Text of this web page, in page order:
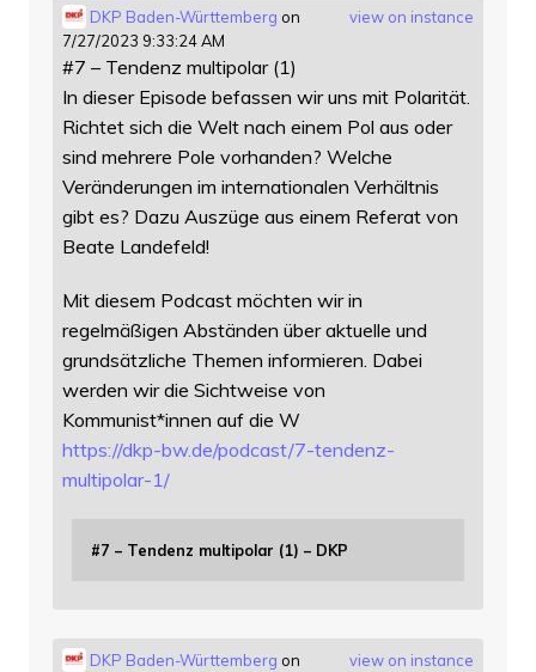
view on instance
DKP Baden-Württemberg on
7/27/2023 9:33:24 AM
#7 – Tendenz multipolar (1)
In dieser Episode befassen wir uns mit Polarität.
Richtet sich die Welt nach einem Pol aus oder
sind mehrere Pole vorhanden? Welche
Veränderungen im internationalen Verhältnis
gibt es? Dazu Auszüge aus einem Referat von
Beate Landefeld!
Mit diesem Podcast möchten wir in
regelmäßigen Abständen über aktuelle und
grundsätzliche Themen informieren. Dabei
werden wir die Sichtweise von
Kommunist*innen auf die W
https://dkp-bw.de/podcast/7-tendenz-
multipolar-1/
#7 – Tendenz multipolar (1) – DKP
view on instance
DKP Baden-Württemberg on